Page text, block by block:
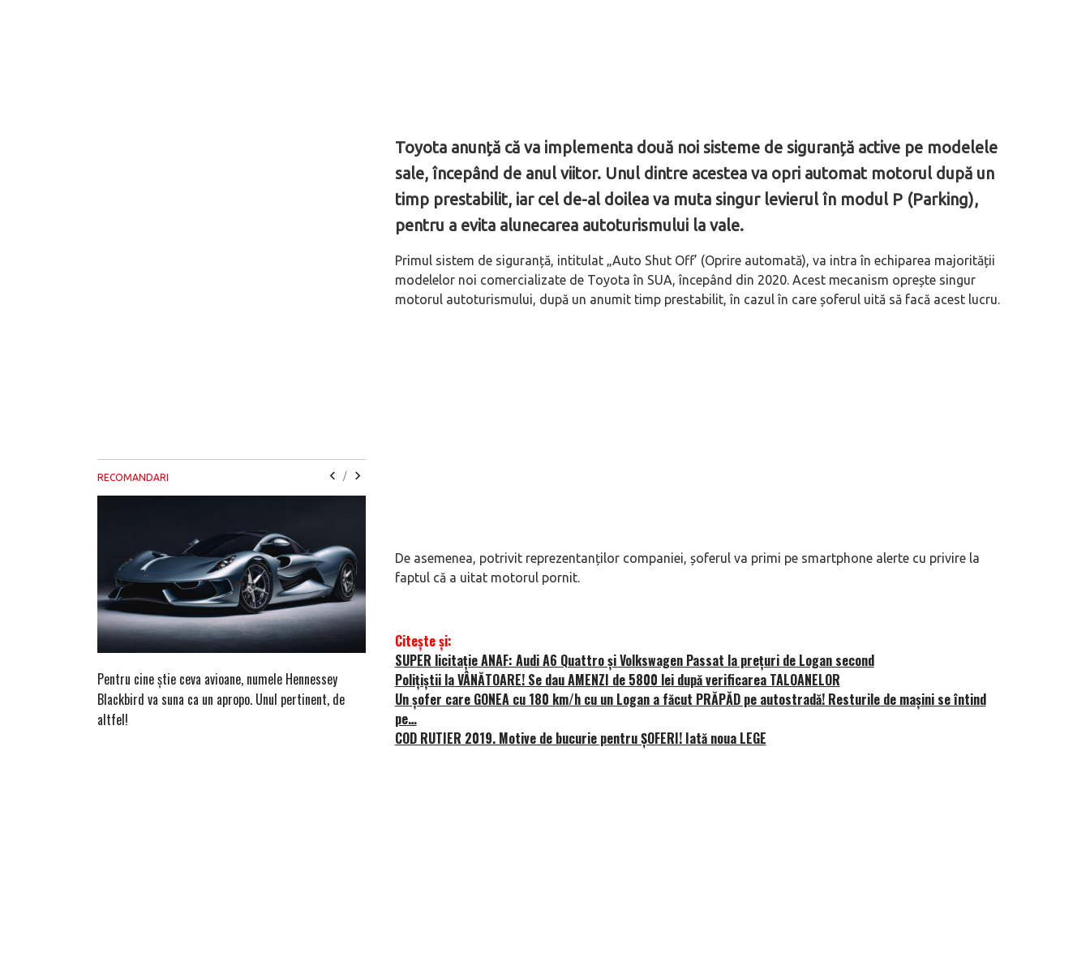
Toyota anunță că va implementa două noi sisteme de siguranță active pe modelele
sale, începând de anul viitor. Unul dintre acestea va opri automat motorul după un
timp prestabilit, iar cel de-al doilea va muta singur levierul în modul P (Parking),
pentru a evita alunecarea autoturismului la vale.
Primul sistem de siguranță, intitulat „Auto Shut Off’ (Oprire automată), va intra în echiparea majorității
modelelor noi comercializate de Toyota în SUA, începând din 2020. Acest mecanism oprește singur
motorul autoturismului, după un anumit timp prestabilit, în cazul în care șoferul uită să facă acest lucru.
De asemenea, potrivit reprezentanților companiei, șoferul va primi pe smartphone alerte cu privire la
faptul că a uitat motorul pornit.
Citește și:
SUPER licitaţie ANAF: Audi A6 Quattro şi Volkswagen Passat la preţuri de Logan second
Poliţiştii la VÂNĂTOARE! Se dau AMENZI de 5800 lei după verificarea TALOANELOR
Un șofer care GONEA cu 180 km/h cu un Logan a făcut PRĂPĂD pe autostradă! Resturile de mașini se întind
pe…
COD RUTIER 2019. Motive de bucurie pentru ŞOFERI! Iată noua LEGE
RECOMANDARI /
Pentru cine știe ceva avioane, numele Hennessey
Blackbird va suna ca un apropo. Unul pertinent, de
altfel!
Prima sportivă cu motor central a mărcii, omagiată
de noua ediție limitată Lamborghini Revuelto Miura
60° Hommage
Dacă viața e „heavy duty”, măcar să-i ai alături pe cei
mai buni!
N70/N90 ne spune pe șleau cum